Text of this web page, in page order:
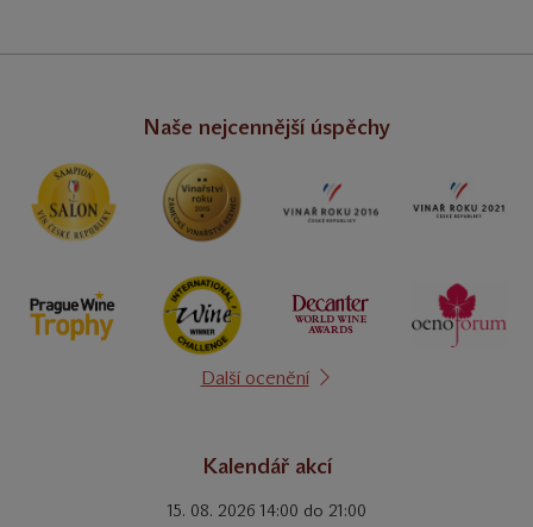
Naše nejcennější úspěchy
Další ocenění
Kalendář akcí
15. 08. 2026 14:00 do 21:00